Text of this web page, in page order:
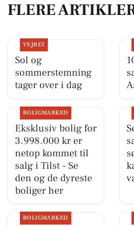
FLERE
VEJRET
Sol og
sommerstemning
tager over i dag
BOLIGMARKED
Eksklusiv bolig for
3.998.000 kr er
netop kommet til
salg i Tilst - Se
den og de dyreste
boliger her
BOLIGMARKED